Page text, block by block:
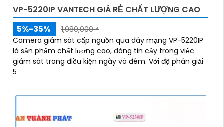
VP-5220IP VANTECH GIÁ RẺ CHẤT LƯỢNG CAO
5%-35%
1,980,000 ₫
Camera giám sát cấp nguồn qua dây mạng VP-5220IP
là sản phẩm chất lượng cao, đáng tin cậy trong việc
giám sát trong điều kiện ngày và đêm. Với độ phân giải
5